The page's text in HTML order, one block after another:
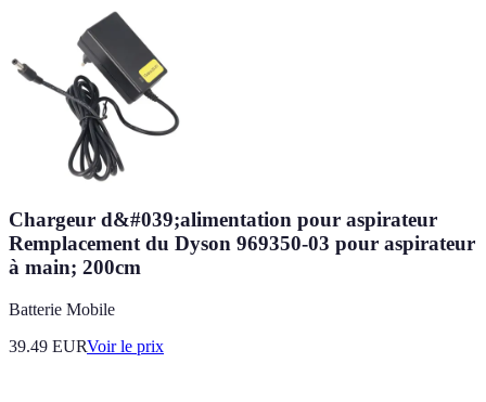
Chargeur d&#039;alimentation pour aspirateur
Remplacement du Dyson 969350-03 pour aspirateur
à main; 200cm
Batterie Mobile
39.49 EURVoir le prix